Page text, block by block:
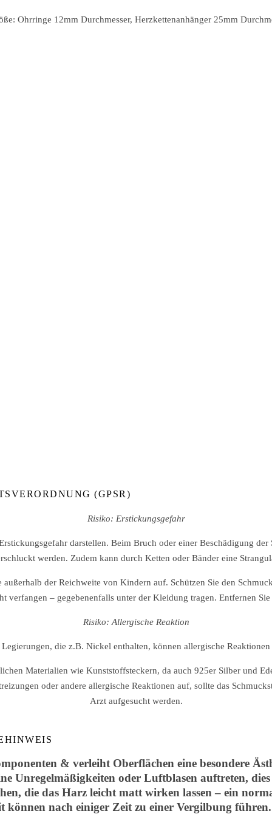
Ohrringe 12mm Durchmesser, Herzkettenanhänger 25mm
(GPSR)
Risiko: Erstickungsgefahr
darstellen. Beim Bruch oder einer Beschädigung
werden. Zudem kann durch Ketten oder Bänder eine
der Reichweite von Kindern auf. Schützen Sie den
verfangen – gegebenenfalls unter der Kleidung tragen. Entfernen
Risiko: Allergische Reaktion
die z.B. Nickel enthalten, können allergische
Materialien wie Kunststoffsteckern, da auch 925er Silber und
oder andere allergische Reaktionen auf, sollte das
Arzt aufgesucht werden.
& verleiht Oberflächen eine besondere
Unregelmäßigkeiten oder Luftblasen auftreten,
die das Harz leicht matt wirken lassen – ein
nach einiger Zeit zu einer Vergilbung